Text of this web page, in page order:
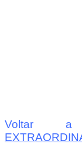
Voltar